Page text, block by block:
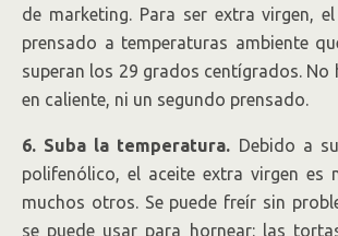
de marketing. Para ser extra virgen,
prensado a temperaturas ambiente
superan los 29 grados centígrados. No
en caliente, ni un segundo prensado.
6. Suba la temperatura. Debido a
polifenólico, el aceite extra virgen es
muchos otros. Se puede freír sin
se puede usar para hornear: las